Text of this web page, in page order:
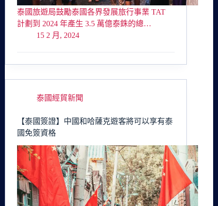
泰國旅遊局鼓勵泰國各界發展旅行事業 TAT
計劃到 2024 年產生 3.5 萬億泰銖的總…
15 2 月, 2024
泰國經貿新聞
【泰國簽證】中國和哈薩克遊客將可以享有泰
國免簽資格